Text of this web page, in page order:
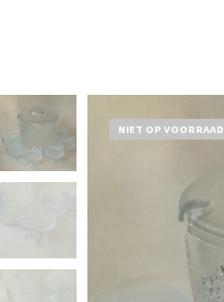
NIET OP VOORRAAD